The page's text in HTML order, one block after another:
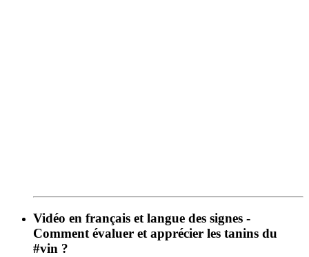
Vidéo en français et langue des signes -
Comment évaluer et apprécier les tanins du
#vin ?